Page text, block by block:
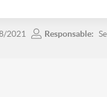
2021 Responsable: